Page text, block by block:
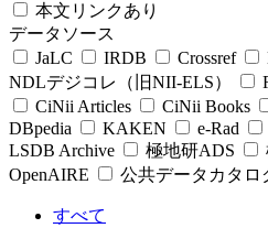
本文リンクあり
データソース
JaLC
IRDB Crossref
NDLデジコレ（旧NII-ELS）
CiNii Articles
CiNii Books
DBpedia
KAKEN e-Rad
LSDB Archive
極地研ADS
OpenAIRE
公共データカタロ
すべて